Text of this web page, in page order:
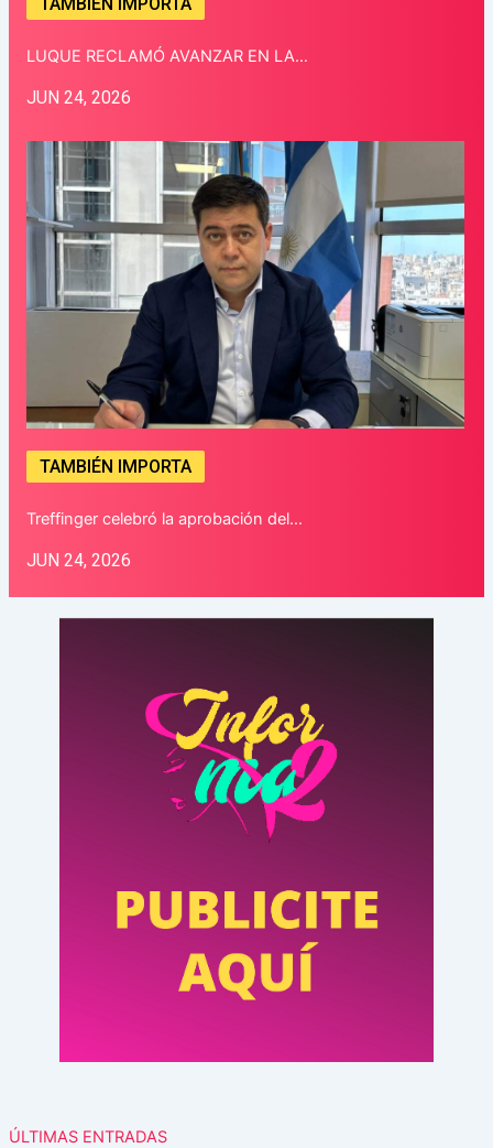
LUQUE RECLAMÓ AVANZAR EN LA…
JUN 24, 2026
TAMBIÉN IMPORTA
Treffinger celebró la aprobación del…
JUN 24, 2026
ÚLTIMAS ENTRADAS